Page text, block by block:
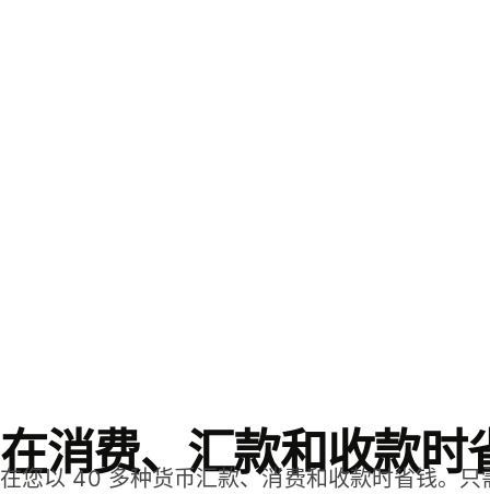
在消费、汇款和收款时
在您以 40 多种货币汇款、消费和收款时省钱。